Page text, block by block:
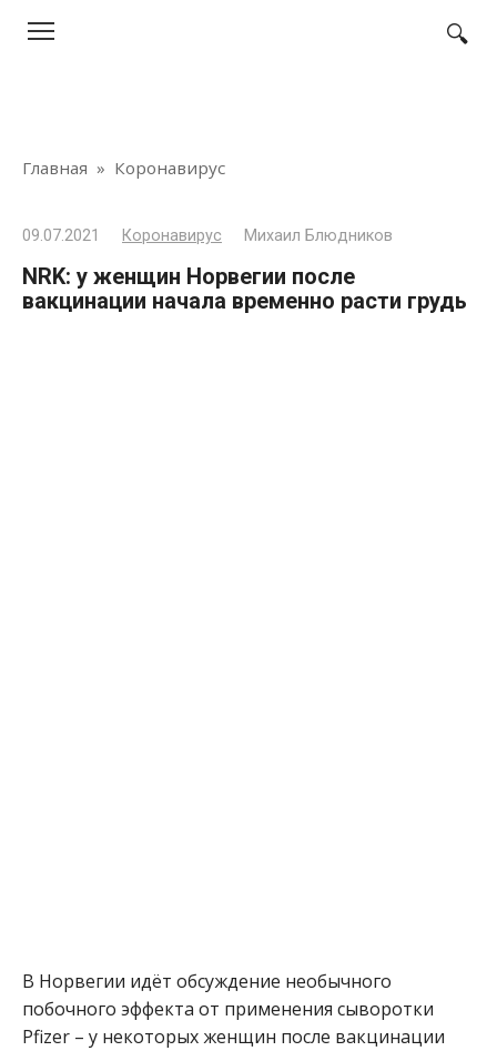
Главная » Коронавирус
09.07.2021 Коронавирус Михаил Блюдников
NRK: у женщин Норвегии после
вакцинации начала временно расти грудь
В Норвегии идёт обсуждение необычного
побочного эффекта от применения сыворотки
Pfizer – у некоторых женщин после вакцинации